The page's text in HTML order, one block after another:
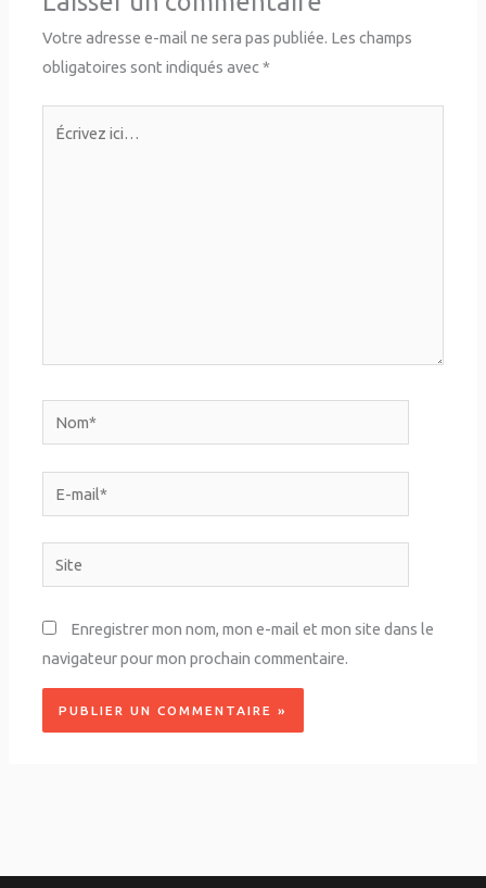
Votre adresse e-mail ne sera pas publiée. Les champs
obligatoires sont indiqués avec*
Nom*
E-
mail*
Site
Enregistrer mon nom, mon e-mail et mon site dans le
navigateur pour mon prochain commentaire.